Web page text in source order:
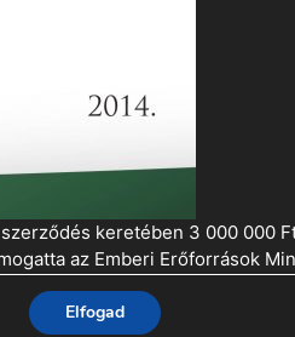
keretében 3 000 000
az Emberi Erőforrások
Elfogad